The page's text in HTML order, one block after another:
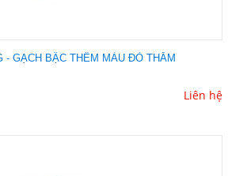
- GẠCH BẬC THỀM MÀU ĐỎ THẪM
Liên hệ